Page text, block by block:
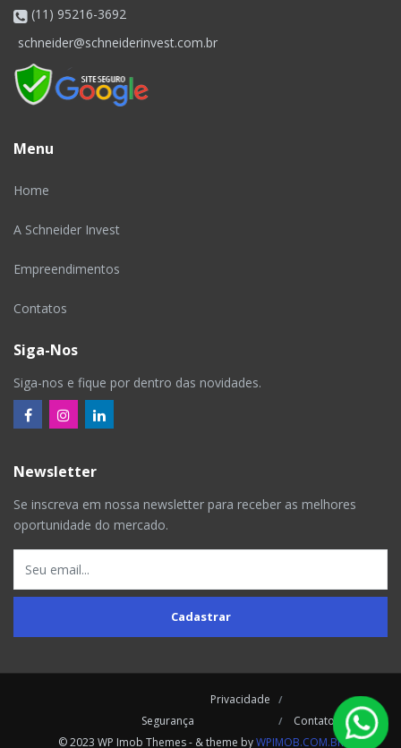
(11) 95216-3692
schneider@schneiderinvest.com.br
Menu
Home
A Schneider Invest
Empreendimentos
Contatos
Siga-Nos
Siga-nos e fique por dentro das novidades.
Newsletter
Se inscreva em nossa newsletter para receber as melhores
oportunidade do mercado.
Cadastrar
© 2023 WP Imob Themes - & theme byWPIMOB.COM.BR
Privacidade
Segurança
Contatos